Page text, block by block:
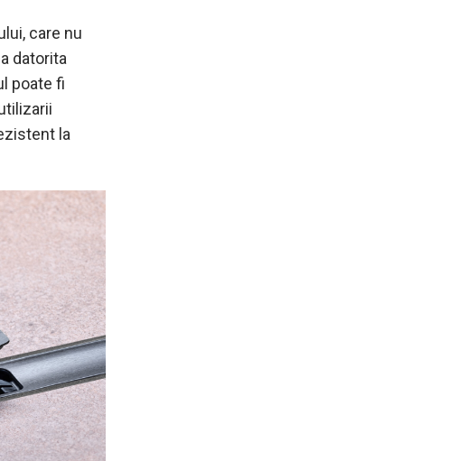
care nu
datorita
poate fi
la